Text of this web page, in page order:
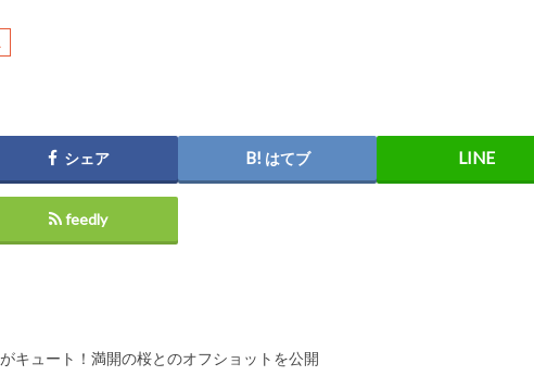
シェア はてブ
feedly
キュート！満開の桜とのオフショットを公開